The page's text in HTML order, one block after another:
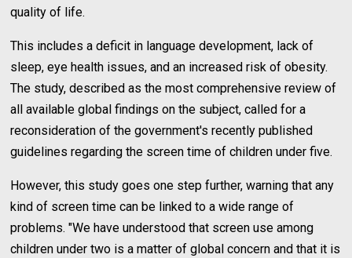
quality of life.
This includes a deficit in language development, lack of
sleep, eye health issues, and an increased risk of obesity.
The study, described as the most comprehensive review of
all available global findings on the subject, called for a
reconsideration of the government's recently published
guidelines regarding the screen time of children under five.
However, this study goes one step further, warning that any
kind of screen time can be linked to a wide range of
problems. "We have understood that screen use among
children under two is a matter of global concern and that it is